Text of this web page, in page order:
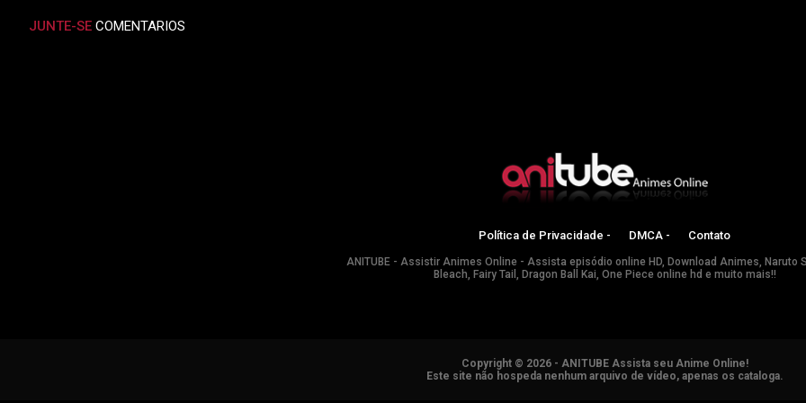
JUNTE-SE COMENTARIOS
Política de Privacidade - DMCA - Contato
ANITUBE - Assistir Animes Online - Assista episódio online HD, Download Animes, Naruto
Bleach, Fairy Tail, Dragon Ball Kai, One Piece online hd e muito mais!!
Copyright © 2026 - ANITUBE Assista seu Anime Online!
Este site não hospeda nenhum arquivo de vídeo, apenas os cataloga.